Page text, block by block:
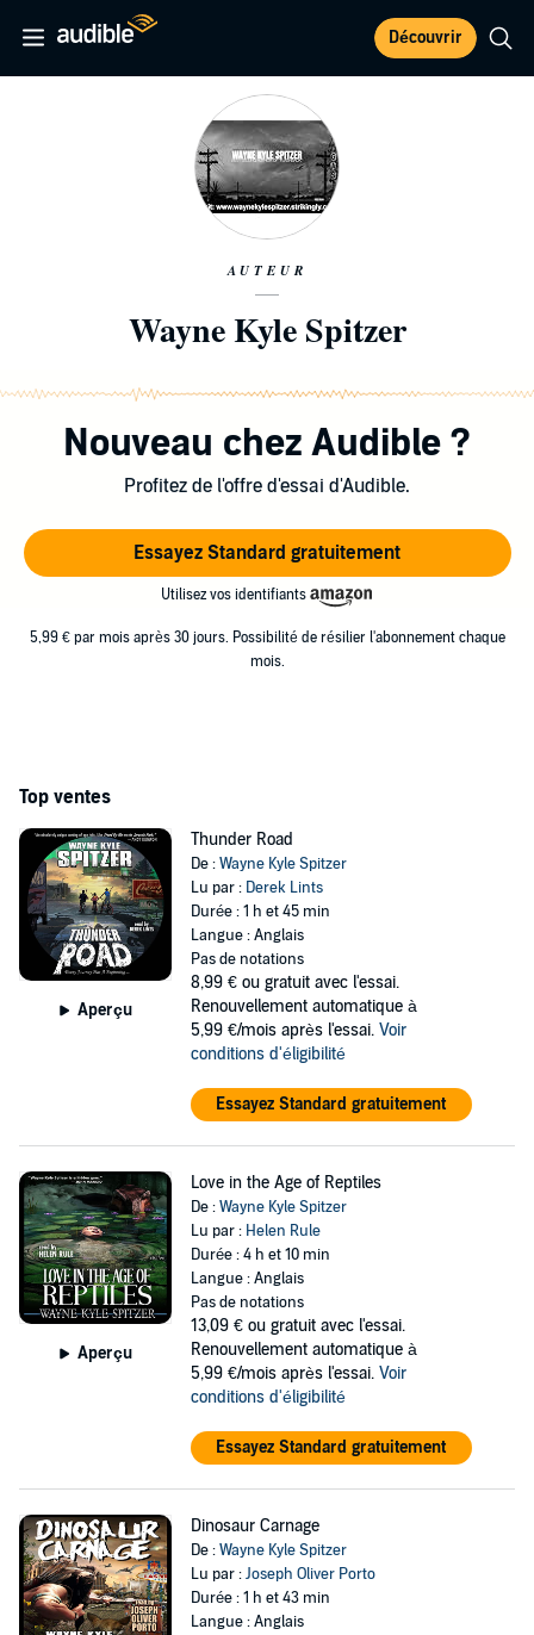
Découvrir
AUTEUR
Wayne Kyle Spitzer
Nouveau chez Audible ?
Profitez de l'offre d'essai d'Audible.
Essayez Standard gratuitement
Utilisez vos identifiants
5,99 € par mois après 30 jours. Possibilité de résilier l'abonnement chaque
mois.
Top ventes
Aperçu
Thunder Road
De :Wayne Kyle Spitzer
Lu par : Derek Lints
Durée : 1 h et 45 min
Langue : Anglais
Pas de notations
8,99 € ou gratuit avec l'essai.
Renouvellement automatique à
5,99 €/mois après l'essai. Voir
conditions d'éligibilité
Essayez Standard gratuitement
Aperçu
Love in the Age of Reptiles
De :Wayne Kyle Spitzer
Lu par : Helen Rule
Durée : 4 h et 10 min
Langue : Anglais
Pas de notations
13,09 € ou gratuit avec l'essai.
Renouvellement automatique à
5,99 €/mois après l'essai. Voir
conditions d'éligibilité
Essayez Standard gratuitement
Dinosaur Carnage
De :Wayne Kyle Spitzer
Lu par :Joseph Oliver Porto
Durée : 1 h et 43 min
Langue : Anglais